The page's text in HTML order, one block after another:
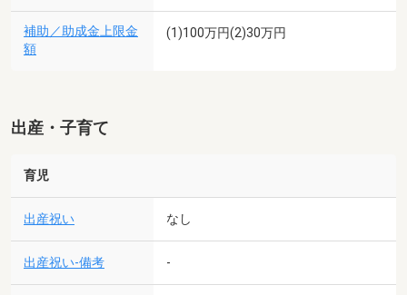
補助／助成金上限金
額
(1)100万円(2)30万円
出産・子育て
育児
出産祝い なし
出産祝い-備考 -